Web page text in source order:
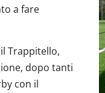
a fare
Trappitello,
dopo tanti
con il